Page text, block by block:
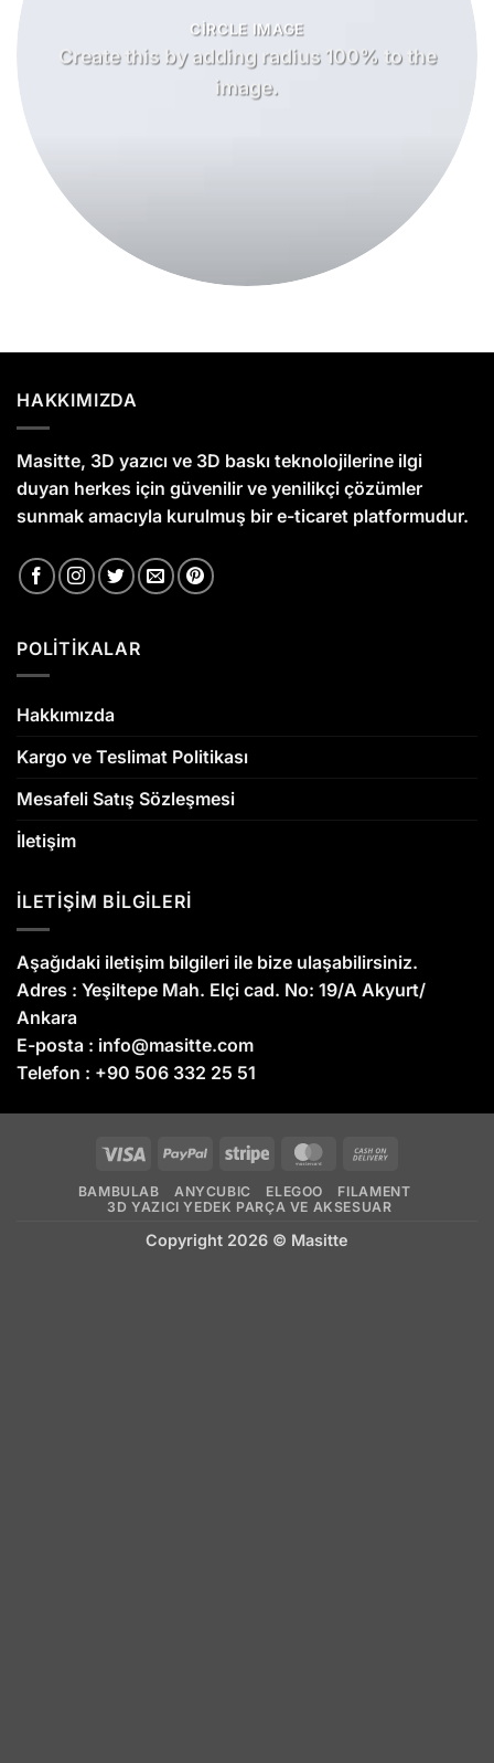
CIRCLE IMAGE
Create this by adding radius 100% to the
image.
HAKKIMIZDA
Masitte, 3D yazıcı ve 3D baskı teknolojilerine ilgi
duyan herkes için güvenilir ve yenilikçi çözümler
sunmak amacıyla kurulmuş bir e-ticaret platformudur.
POLİTİKALAR
Hakkımızda
Kargo ve Teslimat Politikası
Mesafeli Satış Sözleşmesi
İletişim
İLETİŞİM BİLGİLERİ
Aşağıdaki iletişim bilgileri ile bize ulaşabilirsiniz.
Adres : Yeşiltepe Mah. Elçi cad. No: 19/A Akyurt/
Ankara
E-posta : info@masitte.com
Telefon : +90 506 332 25 51
Visa PayPal Stripe MasterCard
Delivery
BAMBULAB ANYCUBIC ELEGOO
FILAMENT
3D YAZICI YEDEK PARÇA VE AKSESUAR
Copyright 2026 © Masitte